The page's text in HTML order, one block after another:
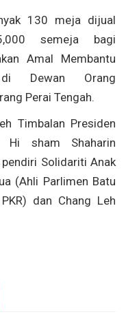
130 meja dijual
semeja bagi
Amal Membantu
Dewan Orang
Perai Tengah.
Timbalan Presiden
Hi sham Shaharin
pendiri Solidariti Anak
(Ahli Parlimen Batu
dan Chang Leh